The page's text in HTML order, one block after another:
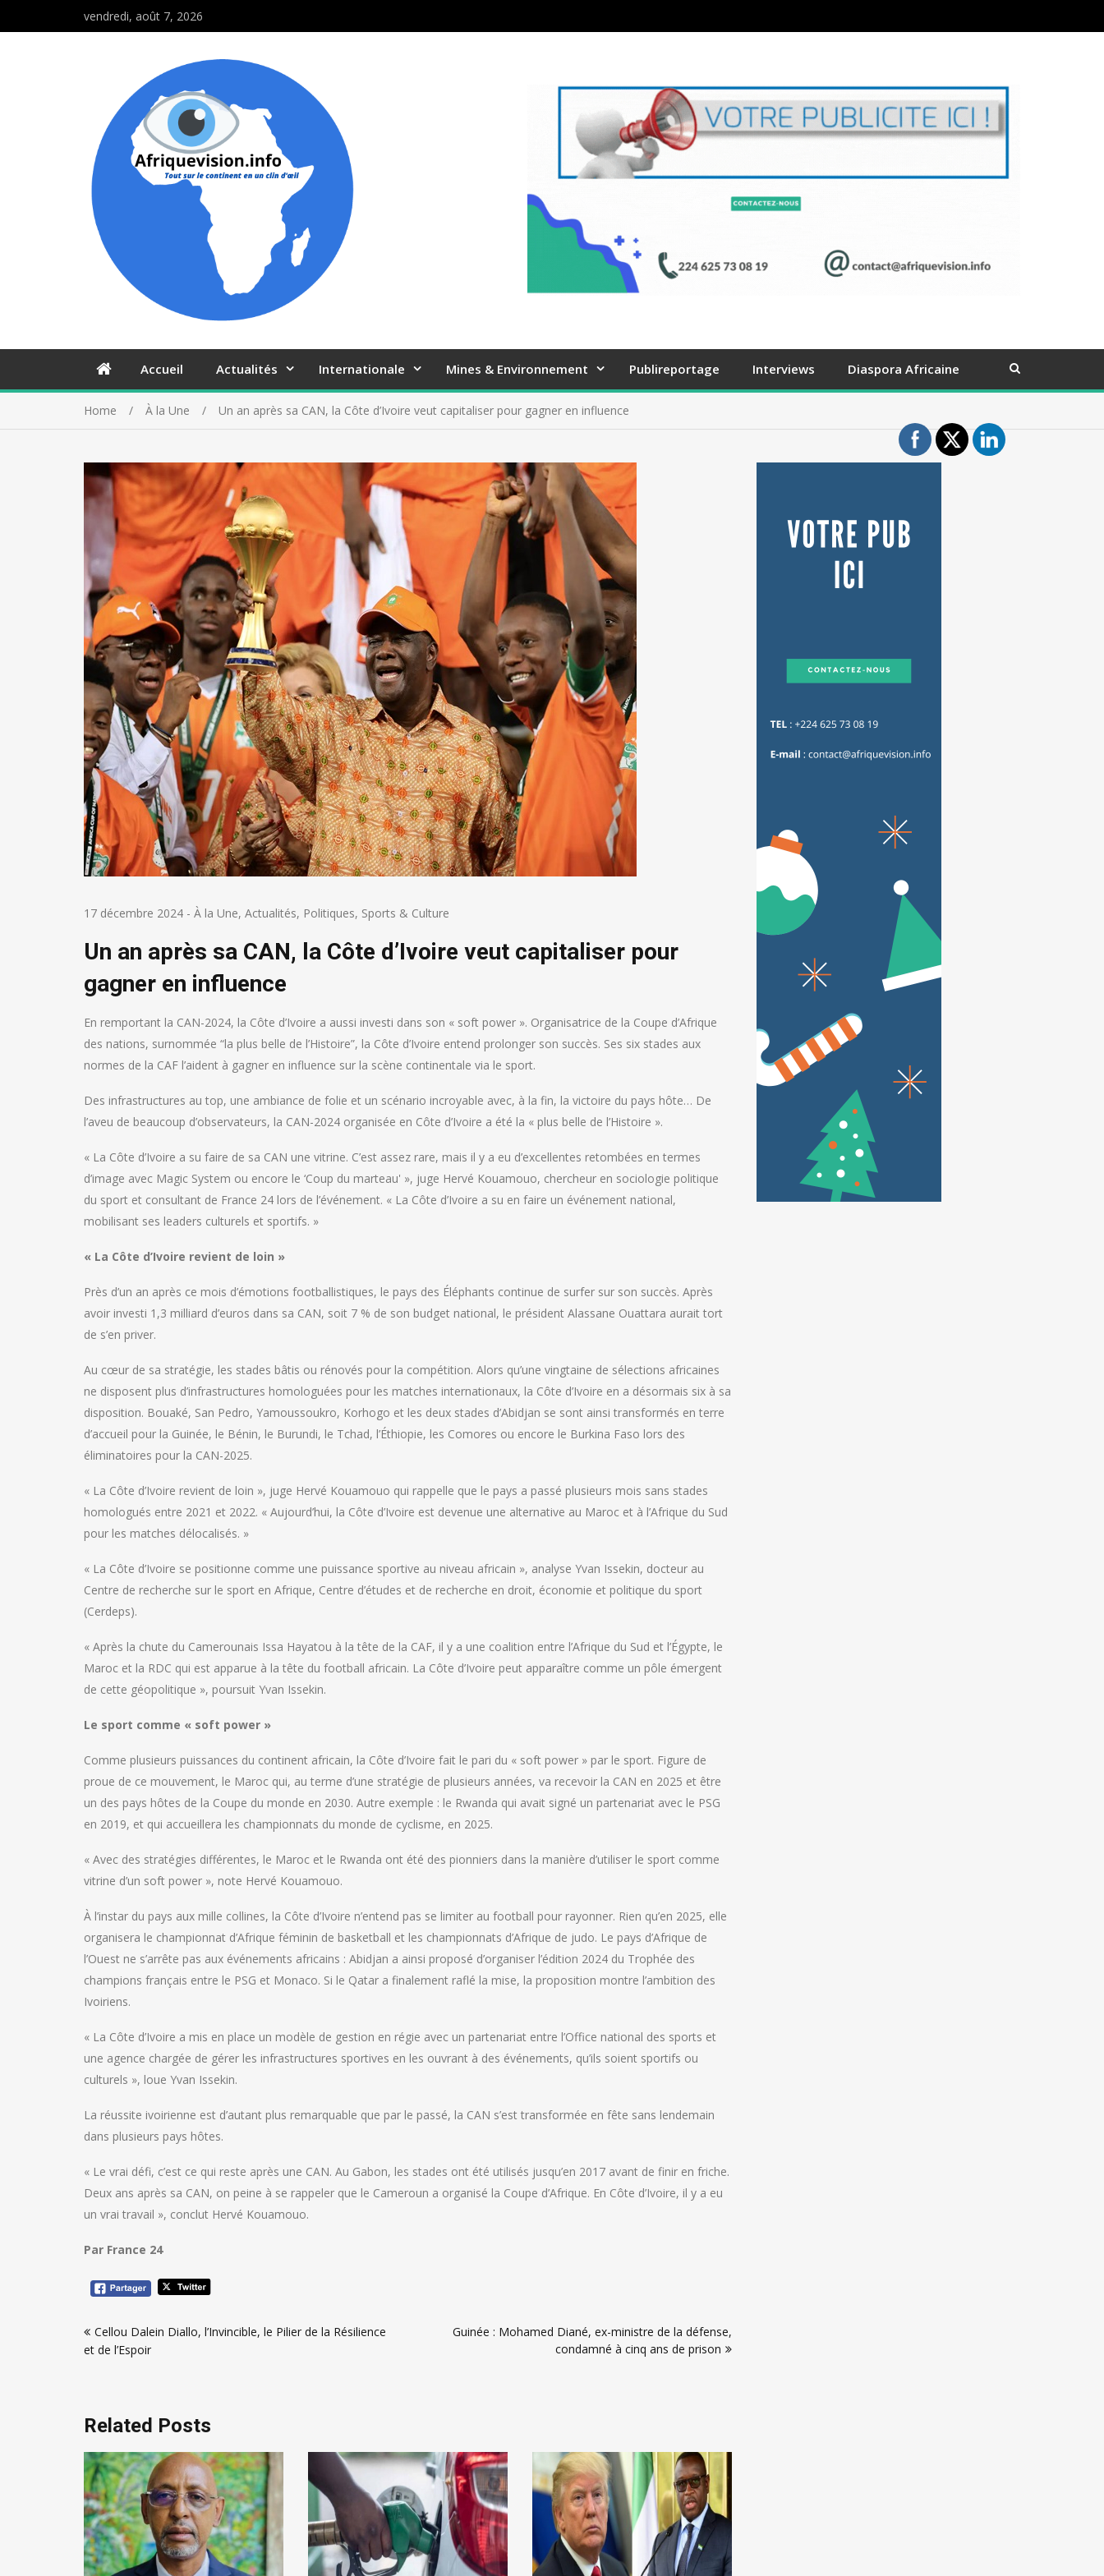
vendredi, août 7, 2026
Accueil Actualités Internationale Mines & Environnement Publireportage Interviews Diaspora Africaine
Home À la Une Un an après sa CAN, la Côte d’Ivoire veut capitaliser pour gagner en influence
17 décembre 2024 - À la Une, Actualités, Politiques, Sports & Culture
Un an après sa CAN, la Côte d’Ivoire veut capitaliser pour
gagner en influence
En remportant la CAN-2024, la Côte d’Ivoire a aussi investi dans son « soft power ». Organisatrice de la Coupe d’Afrique
des nations, surnommée “la plus belle de l’Histoire”, la Côte d’Ivoire entend prolonger son succès. Ses six stades aux
normes de la CAF l’aident à gagner en influence sur la scène continentale via le sport.
Des infrastructures au top, une ambiance de folie et un scénario incroyable avec, à la fin, la victoire du pays hôte… De
l’aveu de beaucoup d’observateurs, la CAN-2024 organisée en Côte d’Ivoire a été la « plus belle de l’Histoire ».
« La Côte d’Ivoire a su faire de sa CAN une vitrine. C’est assez rare, mais il y a eu d’excellentes retombées en termes
d’image avec Magic System ou encore le ‘Coup du marteau' », juge Hervé Kouamouo, chercheur en sociologie politique
du sport et consultant de France 24 lors de l’événement. « La Côte d’Ivoire a su en faire un événement national,
mobilisant ses leaders culturels et sportifs. »
« La Côte d’Ivoire revient de loin »
Près d’un an après ce mois d’émotions footballistiques, le pays des Éléphants continue de surfer sur son succès. Après
avoir investi 1,3 milliard d’euros dans sa CAN, soit 7 % de son budget national, le président Alassane Ouattara aurait tort
de s’en priver.
Au cœur de sa stratégie, les stades bâtis ou rénovés pour la compétition. Alors qu’une vingtaine de sélections africaines
ne disposent plus d’infrastructures homologuées pour les matches internationaux, la Côte d’Ivoire en a désormais six à sa
disposition. Bouaké, San Pedro, Yamoussoukro, Korhogo et les deux stades d’Abidjan se sont ainsi transformés en terre
d’accueil pour la Guinée, le Bénin, le Burundi, le Tchad, l’Éthiopie, les Comores ou encore le Burkina Faso lors des
éliminatoires pour la CAN-2025.
« La Côte d’Ivoire revient de loin », juge Hervé Kouamouo qui rappelle que le pays a passé plusieurs mois sans stades
homologués entre 2021 et 2022. « Aujourd’hui, la Côte d’Ivoire est devenue une alternative au Maroc et à l’Afrique du Sud
pour les matches délocalisés. »
« La Côte d’Ivoire se positionne comme une puissance sportive au niveau africain », analyse Yvan Issekin, docteur au
Centre de recherche sur le sport en Afrique, Centre d’études et de recherche en droit, économie et politique du sport
(Cerdeps).
« Après la chute du Camerounais Issa Hayatou à la tête de la CAF, il y a une coalition entre l’Afrique du Sud et l’Égypte, le
Maroc et la RDC qui est apparue à la tête du football africain. La Côte d’Ivoire peut apparaître comme un pôle émergent
de cette géopolitique », poursuit Yvan Issekin.
Le sport comme « soft power »
Comme plusieurs puissances du continent africain, la Côte d’Ivoire fait le pari du « soft power » par le sport. Figure de
proue de ce mouvement, le Maroc qui, au terme d’une stratégie de plusieurs années, va recevoir la CAN en 2025 et être
un des pays hôtes de la Coupe du monde en 2030. Autre exemple : le Rwanda qui avait signé un partenariat avec le PSG
en 2019, et qui accueillera les championnats du monde de cyclisme, en 2025.
« Avec des stratégies différentes, le Maroc et le Rwanda ont été des pionniers dans la manière d’utiliser le sport comme
vitrine d’un soft power », note Hervé Kouamouo.
À l’instar du pays aux mille collines, la Côte d’Ivoire n’entend pas se limiter au football pour rayonner. Rien qu’en 2025, elle
organisera le championnat d’Afrique féminin de basketball et les championnats d’Afrique de judo. Le pays d’Afrique de
l’Ouest ne s’arrête pas aux événements africains : Abidjan a ainsi proposé d’organiser l’édition 2024 du Trophée des
champions français entre le PSG et Monaco. Si le Qatar a finalement raflé la mise, la proposition montre l’ambition des
Ivoiriens.
« La Côte d’Ivoire a mis en place un modèle de gestion en régie avec un partenariat entre l’Office national des sports et
une agence chargée de gérer les infrastructures sportives en les ouvrant à des événements, qu’ils soient sportifs ou
culturels », loue Yvan Issekin.
La réussite ivoirienne est d’autant plus remarquable que par le passé, la CAN s’est transformée en fête sans lendemain
dans plusieurs pays hôtes.
« Le vrai défi, c’est ce qui reste après une CAN. Au Gabon, les stades ont été utilisés jusqu’en 2017 avant de finir en friche.
Deux ans après sa CAN, on peine à se rappeler que le Cameroun a organisé la Coupe d’Afrique. En Côte d’Ivoire, il y a eu
un vrai travail », conclut Hervé Kouamouo.
Par France 24
deCellou Dalein Diallo, l’Invincible, le Pilier de la Résilience
et de l’Espoir
Guinée : Mohamed Diané, ex-ministre de la défense,
condamné à cinq ans de prison
Related Posts